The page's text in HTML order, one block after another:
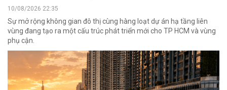
10/08/2026 22:35
Sự mở rộng không gian đô thị cùng hàng loạt dự án hạ tầng liên
vùng đang tạo ra một cấu trúc phát triển mới cho TP HCM và vùng
phụ cận.